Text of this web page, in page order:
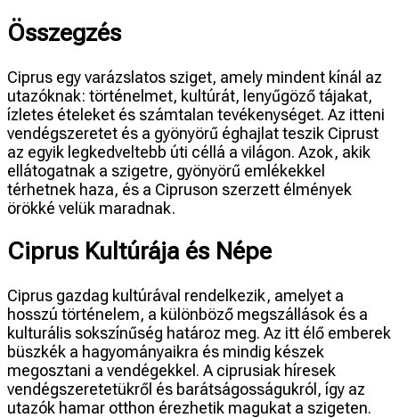
Összegzés
Ciprus egy varázslatos sziget, amely mindent kínál az
utazóknak: történelmet, kultúrát, lenyűgöző tájakat,
ízletes ételeket és számtalan tevékenységet. Az itteni
vendégszeretet és a gyönyörű éghajlat teszik Ciprust
az egyik legkedveltebb úti céllá a világon. Azok, akik
ellátogatnak a szigetre, gyönyörű emlékekkel
térhetnek haza, és a Cipruson szerzett élmények
örökké velük maradnak.
Ciprus Kultúrája és Népe
Ciprus gazdag kultúrával rendelkezik, amelyet a
hosszú történelem, a különböző megszállások és a
kulturális sokszínűség határoz meg. Az itt élő emberek
büszkék a hagyományaikra és mindig készek
megosztani a vendégekkel. A ciprusiak híresek
vendégszeretetükről és barátságosságukról, így az
utazók hamar otthon érezhetik magukat a szigeten.